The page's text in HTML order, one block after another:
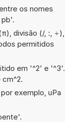
os nomes
divisão (/, :, ÷),
permitidos
em '^2' e '^3'.
exemplo, uPa